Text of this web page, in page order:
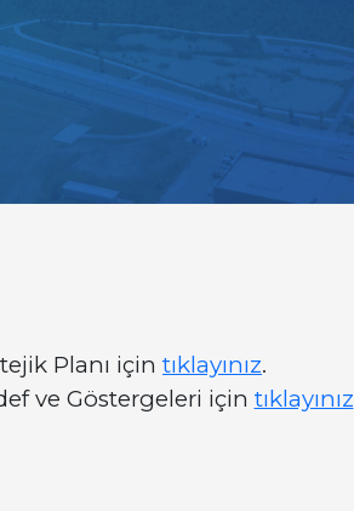
Planı için tıklayınız.
ve Göstergeleri için tıklayınız